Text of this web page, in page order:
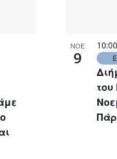
ΝΟΕ
9
του
10:00